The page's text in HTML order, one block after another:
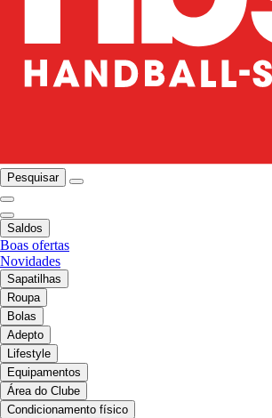
Pesquisar
Saldos
Boas ofertas
Novidades
Sapatilhas
Roupa
Bolas
Adepto
Lifestyle
Equipamentos
Área do Clube
Condicionamento físico